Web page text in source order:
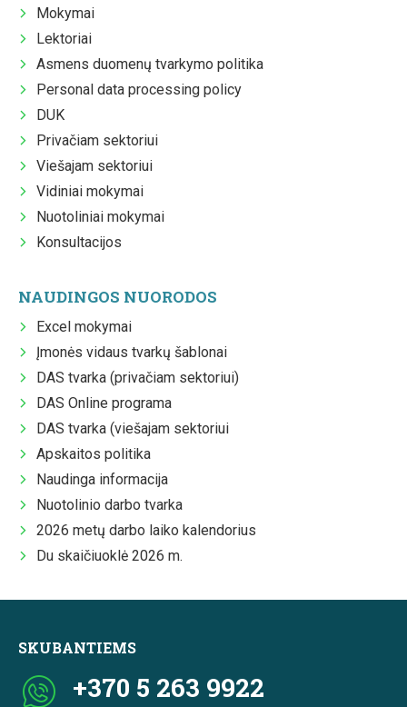
Mokymai
Lektoriai
Asmens duomenų tvarkymo politika
Personal data processing policy
DUK
Privačiam sektoriui
Viešajam sektoriui
Vidiniai mokymai
Nuotoliniai mokymai
Konsultacijos
NAUDINGOS NUORODOS
Excel mokymai
Įmonės vidaus tvarkų šablonai
DAS tvarka (privačiam sektoriui)
DAS Online programa
DAS tvarka (viešajam sektoriui
Apskaitos politika
Naudinga informacija
Nuotolinio darbo tvarka
2026 metų darbo laiko kalendorius
Du skaičiuoklė 2026 m.
SKUBANTIEMS
+370 5 263 9922